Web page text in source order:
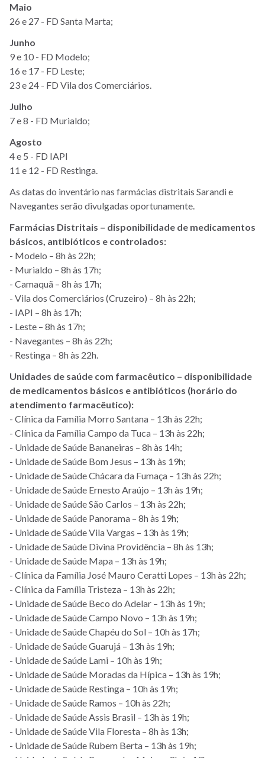
Maio
26 e 27 - FD Santa Marta;
Junho
9 e 10 - FD Modelo;
16 e 17 - FD Leste;
23 e 24 - FD Vila dos Comerciários.
Julho
7 e 8 - FD Murialdo;
Agosto
4 e 5 - FD IAPI
11 e 12 - FD Restinga.
As datas do inventário nas farmácias distritais Sarandi e
Navegantes serão divulgadas oportunamente.
Farmácias Distritais – disponibilidade de medicamentos
básicos, antibióticos e controlados:
- Modelo – 8h às 22h;
- Murialdo – 8h às 17h;
- Camaquã – 8h às 17h;
- Vila dos Comerciários (Cruzeiro) – 8h às 22h;
- IAPI – 8h às 17h;
- Leste – 8h às 17h;
- Navegantes – 8h às 22h;
- Restinga – 8h às 22h.
Unidades de saúde com farmacêutico – disponibilidade
de medicamentos básicos e antibióticos (horário do
atendimento farmacêutico):
- Clínica da Família Morro Santana – 13h às 22h;
- Clínica da Família Campo da Tuca – 13h às 22h;
- Unidade de Saúde Bananeiras – 8h às 14h;
- Unidade de Saúde Bom Jesus – 13h às 19h;
- Unidade de Saúde Chácara da Fumaça – 13h às 22h;
- Unidade de Saúde Ernesto Araújo – 13h às 19h;
- Unidade de Saúde São Carlos – 13h às 22h;
- Unidade de Saúde Panorama – 8h às 19h;
- Unidade de Saúde Vila Vargas – 13h às 19h;
- Unidade de Saúde Divina Providência – 8h às 13h;
- Unidade de Saúde Mapa – 13h às 19h;
- Clínica da Família José Mauro Ceratti Lopes – 13h às 22h;
- Clínica da Família Tristeza – 13h às 22h;
- Unidade de Saúde Beco do Adelar – 13h às 19h;
- Unidade de Saúde Campo Novo – 13h às 19h;
- Unidade de Saúde Chapéu do Sol – 10h às 17h;
- Unidade de Saúde Guarujá – 13h às 19h;
- Unidade de Saúde Lami – 10h às 19h;
- Unidade de Saúde Moradas da Hípica – 13h às 19h;
- Unidade de Saúde Restinga – 10h às 19h;
- Unidade de Saúde Ramos – 10h às 22h;
- Unidade de Saúde Assis Brasil – 13h às 19h;
- Unidade de Saúde Vila Floresta – 8h às 13h;
- Unidade de Saúde Rubem Berta – 13h às 19h;